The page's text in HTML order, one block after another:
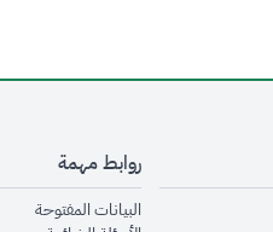
روابط مهمة
البيانات المفتوحة